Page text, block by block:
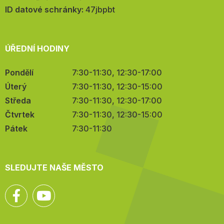
mail:
ID datové schránky: 47jbpbt
ÚŘEDNÍ HODINY
Pondělí
7:30-11:30, 12:30-17:00
Úterý
7:30-11:30, 12:30-15:00
Středa
7:30-11:30, 12:30-17:00
Čtvrtek
7:30-11:30, 12:30-15:00
Pátek
7:30-11:30
SLEDUJTE NAŠE MĚSTO
Facebook